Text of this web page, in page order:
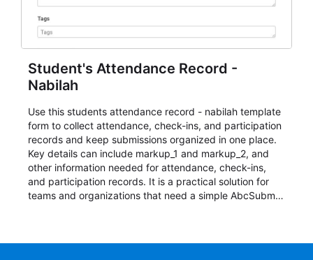
Student's Attendance Record -
Nabilah
Use this students attendance record - nabilah template
form to collect attendance, check-ins, and participation
records and keep submissions organized in one place.
Key details can include markup_1 and markup_2, and
other information needed for attendance, check-ins,
and participation records. It is a practical solution for
teams and organizations that need a simple AbcSubmit